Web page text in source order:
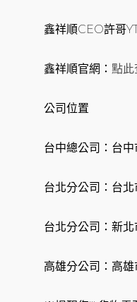
鑫祥順CEO許哥
鑫祥順官網： 點此
公司位置
台中總公司：台
台北分公司：台
台北分公司：新
高雄分公司：高